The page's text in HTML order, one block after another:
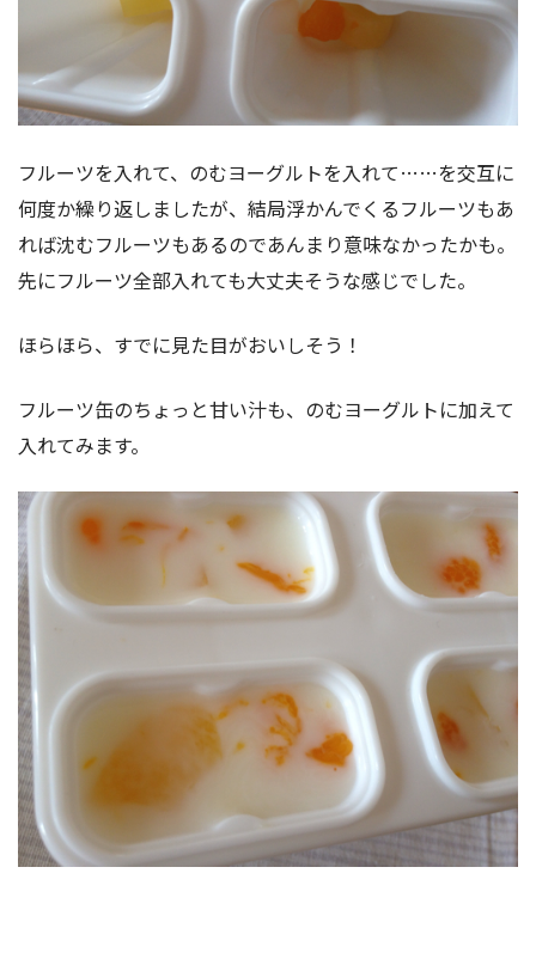
フルーツを入れて、のむヨーグルトを入れて……を交互に
何度か繰り返しましたが、結局浮かんでくるフルーツもあ
れば沈むフルーツもあるのであんまり意味なかったかも。
先にフルーツ全部入れても大丈夫そうな感じでした。
ほらほら、すでに見た目がおいしそう！
フルーツ缶のちょっと甘い汁も、のむヨーグルトに加えて
入れてみます。